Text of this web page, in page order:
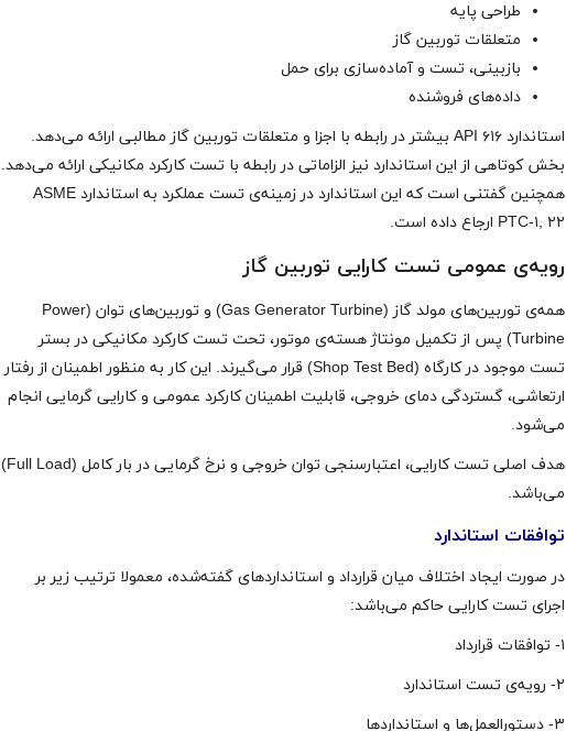
طراحی پایه
متعلقات توربین گاز
بازبینی، تست و آماده‌سازی برای حمل
داده‌های فروشنده
استاندارد API ۶۱۶ بیشتر در رابطه با اجزا و متعلقات توربین گاز مطالبی ارائه می‌دهد.
بخش کوتاهی از این استاندارد نیز الزاماتی در رابطه با تست کارکرد مکانیکی ارائه می‌دهد.
همچنین گفتنی است که این استاندارد در زمینه‌ی تست عملکرد به استاندارد ASME
PTC-۱, ۲۲ ارجاع داده است
.
رویه‌ی عمومی تست کارایی توربین گاز
همه‌ی توربین‌های مولد گاز (Gas Generator Turbine) و توربین‌های توان (Power
Turbine) پس از تکمیل مونتاژ هسته‌ی موتور، تحت تست کارکرد مکانیکی در بستر
تست موجود در کارگاه (Shop Test Bed) قرار می‌گیرند. این کار به منظور اطمینان از رفتار
ارتعاشی، گستردگی دمای خروجی، قابلیت اطمینان کارکرد عمومی و کارایی گرمایی انجام
می‌شود.
هدف اصلی تست کارایی، اعتبارسنجی توان خروجی و نرخ گرمایی در بار کامل (Full Load)
می‌باشد.
توافقات استاندارد
در صورت ایجاد اختلاف میان قرارداد و استانداردهای گفته‌شده، معمولا ترتیب زیر بر
اجرای تست کارایی حاکم می‌باشد:
۱- توافقات قرارداد
۲- رویه‌ی تست استاندارد
۳- دستورالعمل‌ها و استانداردها